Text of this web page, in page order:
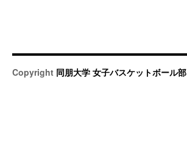
Copyright 同朋大学 女子バスケットボール部